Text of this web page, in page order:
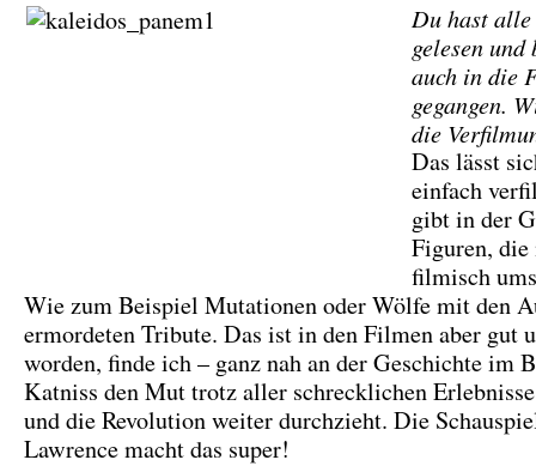
Du hast
gelesen
auch in die
gegangen.
die
Das lässt
einfach
gibt in der
Figuren, die
filmisch
Wie zum Beispiel Mutationen oder Wölfe mit den
ermordeten Tribute. Das ist in den Filmen aber gut
worden, finde ich – ganz nah an der Geschichte im
Katniss den Mut trotz aller schrecklichen
und die Revolution weiter durchzieht. Die
Lawrence macht das super!